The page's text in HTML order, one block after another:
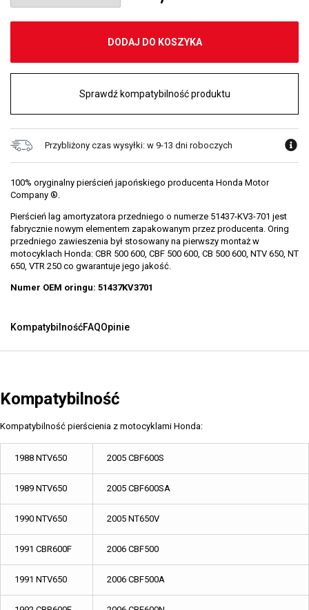
DODAJ DO KOSZYKA
Sprawdź kompatybilność produktu
Przybliżony czas wysyłki: w 9-13 dni roboczych
100% oryginalny pierścień japońskiego producenta Honda Motor
Company ®.
Pierścień lag amortyzatora przedniego o numerze 51437-KV3-701 jest
fabrycznie nowym elementem zapakowanym przez producenta. Oring
przedniego zawieszenia był stosowany na pierwszy montaż w
motocyklach Honda: CBR 500 600, CBF 500 600, CB 500 600, NTV 650, NT
650, VTR 250 co gwarantuje jego jakość.
Numer OEM oringu: 51437KV3701
KompatybilnośćFAQOpinie
Kompatybilność
Kompatybilność pierścienia z motocyklami Honda:
1988 NTV650 2005 CBF600S
1989 NTV650 2005 CBF600SA
1990 NTV650 2005 NT650V
1991 CBR600F 2006 CBF500
1991 NTV650 2006 CBF500A